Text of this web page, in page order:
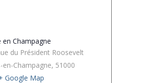
en Champagne
du Président Roosevelt
en-Champagne, 51000
Google Map